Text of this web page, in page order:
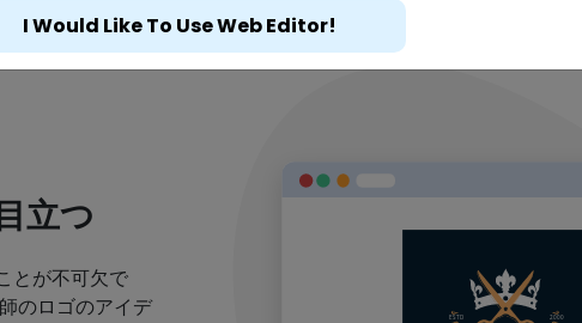
立つ
とが不可欠で
のロゴのアイデ
I Would Like To Use Web Editor!